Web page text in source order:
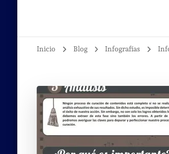
Inicio Blog Infografías